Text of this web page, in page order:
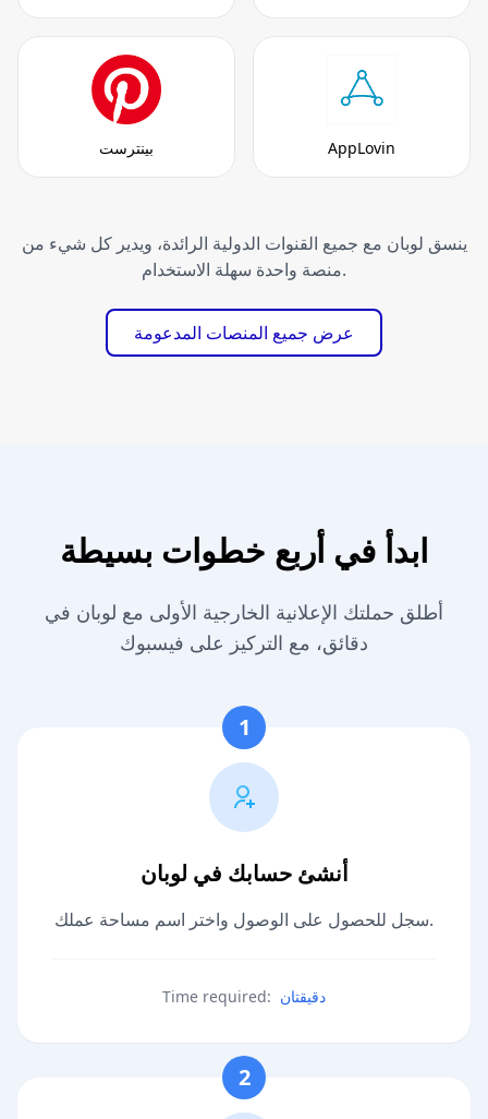
بينترست AppLovin
ينسق لوبان مع جميع القنوات الدولية الرائدة، ويدير كل شيء من
منصة واحدة سهلة الاستخدام.
عرض جميع المنصات المدعومة
ابدأ في أربع خطوات بسيطة
أطلق حملتك الإعلانية الخارجية الأولى مع لوبان في
دقائق، مع التركيز على فيسبوك
1
أنشئ حسابك في لوبان
سجل للحصول على الوصول واختر اسم مساحة عملك.
Time required: دقيقتان
2